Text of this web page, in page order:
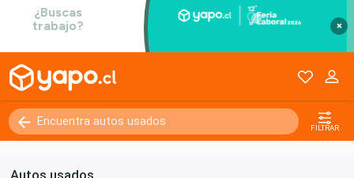
×
FILTRAR
Autos usados